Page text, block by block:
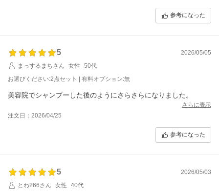
参考になった
5
2026/05/05
まっするまちさん
女性
50代
お選びください:2点セット | 有料オプション:無
美容院でシャンプーした後のようにさらさらになりました。
さらに表示
注文日：2026/04/25
参考になった
5
2026/05/03
とわ266さん
女性
40代